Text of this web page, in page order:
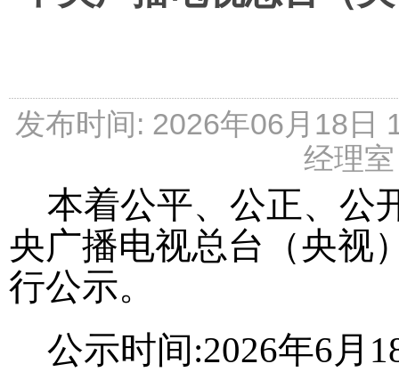
发布时间: 2026年06月18日
经理
本着公平、公正、公
央广播电视总台（央视
行公示。
公示时间 :2026年6月